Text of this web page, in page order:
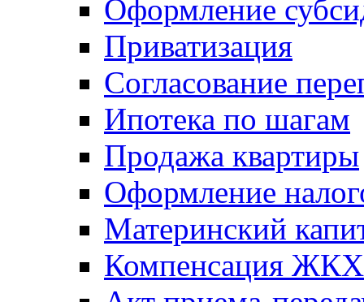
Оформление
Приватизация
Согласование
Ипотека по шагам
Продажа квартиры
Оформление
Материнский
Компенсация ЖКХ